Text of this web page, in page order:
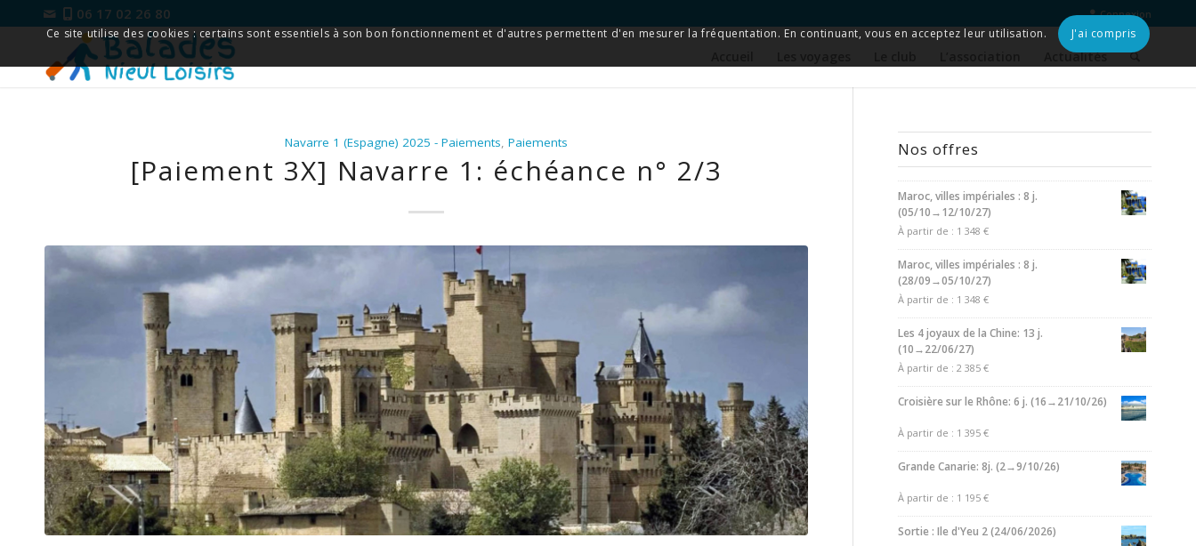
Connexion
06 17 02 26 80
Actualités
Navarre 1 (Espagne) 2025 - Paiements,Paiements
[Paiement 3X] Navarre 1: échéance n° 2/3
Nos offres
Maroc, villes impériales : 8 j.
(05/10→12/10/27)
À partir de : 1 348€
Maroc, villes impériales : 8 j.
(28/09→05/10/27)
À partir de : 1 348€
Les 4 joyaux de la Chine: 13 j.
(10→22/06/27)
À partir de :2 385€
Croisière sur le Rhône: 6 j. (16→21/10/26)
À partir de : 1 395€
Grande Canarie: 8j. (2→9/10/26)
À partir de : 1 195€
Sortie : Ile d'Yeu 2 (24/06/2026)
Ce site utilise des cookies : certains sont essentiels à son bon fonctionnement et d'autres permettent d'en mesurer la fréquentation. En continuant, vous en acceptez leur utilisation. J'ai compris